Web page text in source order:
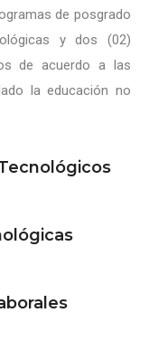
de posgrado
y dos (02)
de acuerdo a las
la educación no